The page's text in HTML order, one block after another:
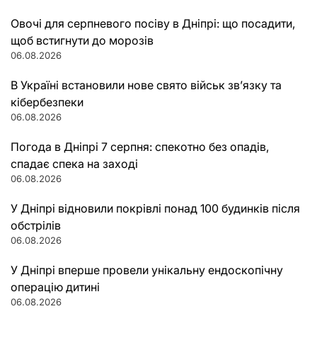
Овочі для серпневого посіву в Дніпрі: що посадити,
щоб встигнути до морозів
06.08.2026
В Україні встановили нове свято військ зв’язку та
кібербезпеки
06.08.2026
Погода в Дніпрі 7 серпня: спекотно без опадів,
спадає спека на заході
06.08.2026
У Дніпрі відновили покрівлі понад 100 будинків після
обстрілів
06.08.2026
У Дніпрі вперше провели унікальну ендоскопічну
операцію дитині
06.08.2026